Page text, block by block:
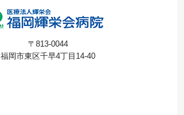
〒813-0044
福岡市東区千早4丁目14-40